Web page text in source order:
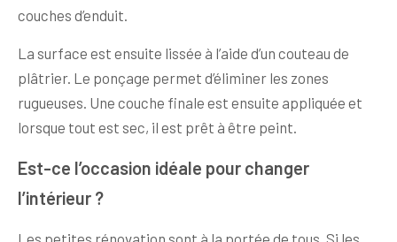
couches d’enduit.
La surface est ensuite lissée à l’aide d’un couteau de
plâtrier. Le ponçage permet d’éliminer les zones
rugueuses. Une couche finale est ensuite appliquée et
lorsque tout est sec, il est prêt à être peint.
Est-ce l’occasion idéale pour changer
l’intérieur ?
Les petites rénovation sont à la portée de tous. Si les